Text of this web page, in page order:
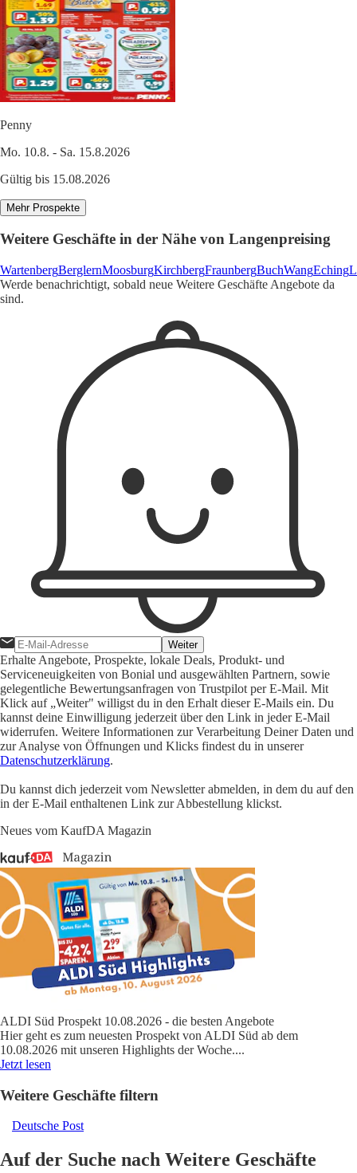
Penny
Mo. 10.8. - Sa. 15.8.2026
Gültig bis 15.08.2026
Mehr Prospekte
Weitere Geschäfte in der Nähe von Langenpreising
WartenbergBerglernMoosburgKirchbergFraunbergBuchWangEching
Werde benachrichtigt, sobald neue Weitere Geschäfte Angebote da
sind.
Weiter
Erhalte Angebote, Prospekte, lokale Deals, Produkt- und
Serviceneuigkeiten von Bonial und ausgewählten Partnern, sowie
gelegentliche Bewertungsanfragen von Trustpilot per E-Mail. Mit
Klick auf „Weiter" willigst du in den Erhalt dieser E-Mails ein. Du
kannst deine Einwilligung jederzeit über den Link in jeder E-Mail
widerrufen. Weitere Informationen zur Verarbeitung Deiner Daten und
zur Analyse von Öffnungen und Klicks findest du in unserer
Datenschutzerklärung.
Du kannst dich jederzeit vom Newsletter abmelden, in dem du auf den
in der E-Mail enthaltenen Link zur Abbestellung klickst.
Neues vom KaufDA Magazin
ALDI Süd Prospekt 10.08.2026 - die besten Angebote
Hier geht es zum neuesten Prospekt von ALDI Süd ab dem
10.08.2026 mit unseren Highlights der Woche....
Jetzt lesen
Weitere Geschäfte filtern
Deutsche Post
Auf der Suche nach Weitere Geschäfte